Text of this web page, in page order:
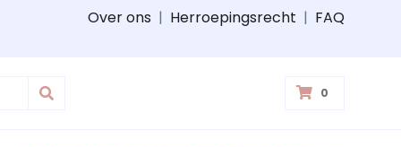
Over ons | Herroepingsrecht | FAQ
0